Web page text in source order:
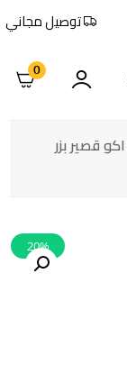
توصيل مجاني
0
قصير بزر
20%